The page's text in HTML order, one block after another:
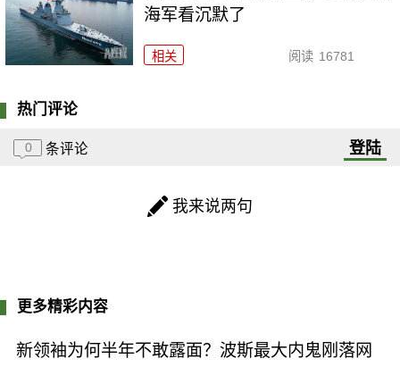
海军看沉默了
相关 阅读 16781
热门评论
0 条评论 登陆
我来说两句
更多精彩内容
新领袖为何半年不敢露面？波斯最大内鬼刚落网